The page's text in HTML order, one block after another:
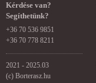
Kérdése van?
Segíthetünk?
+36 70 536 9851
+36 70 778 8211
2021 - 2025.03
(c) Borterasz.hu